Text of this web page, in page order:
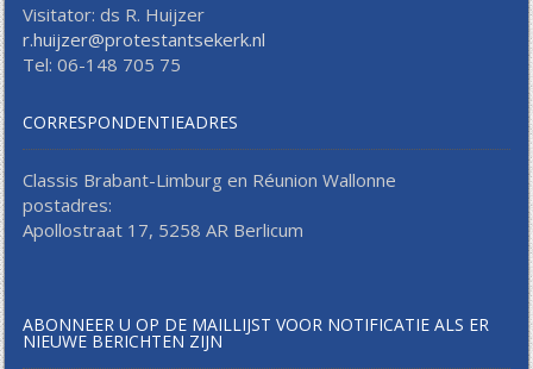
Visitator: ds R. Huijzer
r.huijzer@protestantsekerk.nl
Tel: 06-148 705 75
CORRESPONDENTIEADRES
Classis Brabant-Limburg en Réunion Wallonne
postadres:
Apollostraat 17, 5258 AR Berlicum
ABONNEER U OP DE MAILLIJST VOOR NOTIFICATIE ALS ER
NIEUWE BERICHTEN ZIJN